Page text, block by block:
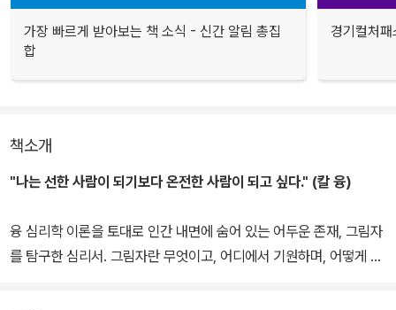
가장 빠르게 받아보는 책 소식 - 신간 알림 총집
합
경기컬처
책소개
"나는 선한 사람이 되기보다 온전한 사람이 되고 싶다." (칼 융)
융 심리학 이론을 토대로 인간 내면에 숨어 있는 어두운 존재, 그림자
를 탐구한 심리서. 그림자란 무엇이고, 어디에서 기원하며, 어떻게 축